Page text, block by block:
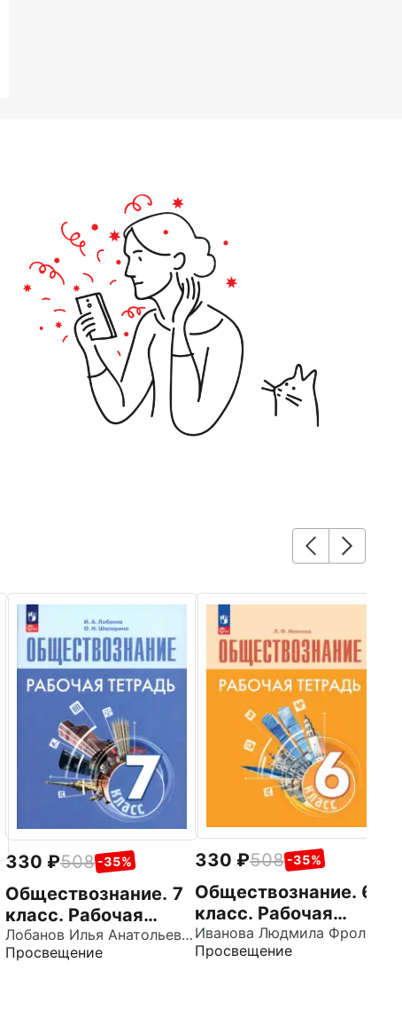
330 508 -35%
Обществознание. 7
класс. Рабочая
тетрадь. ФГОС
Лобанов Илья Анатольевич
Просвещение
330 508 -35%
Обществознание. 6
класс. Рабочая
тетрадь. ФГОС
Просвещение